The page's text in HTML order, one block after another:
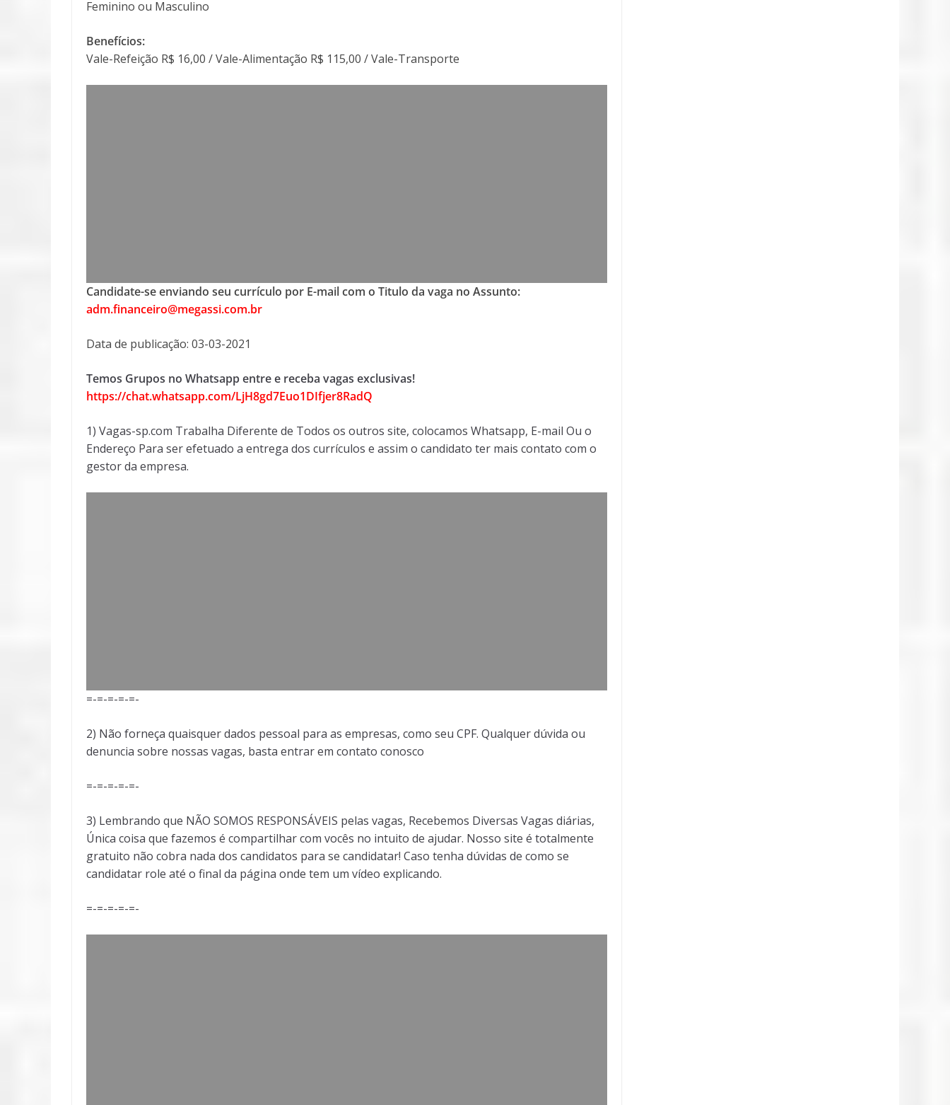
Feminino ou Masculino
Benefícios:
Vale-Refeição R$ 16,00 / Vale-Alimentação R$ 115,00 / Vale-Transporte
Candidate-se enviando seu currículo por E-mail com o Titulo da vaga no Assunto:
adm.financeiro@megassi.com.br
Data de publicação: 03-03-2021
Temos Grupos no Whatsapp entre e receba vagas exclusivas!
https://chat.whatsapp.com/LjH8gd7Euo1DIfjer8RadQ
1) Vagas-sp.com Trabalha Diferente de Todos os outros site, colocamos Whatsapp, E-mail Ou o
Endereço Para ser efetuado a entrega dos currículos e assim o candidato ter mais contato com o
gestor da empresa.
=-=-=-=-=-
2) Não forneça quaisquer dados pessoal para as empresas, como seu CPF. Qualquer dúvida ou
denuncia sobre nossas vagas, basta entrar em contato conosco
=-=-=-=-=-
3) Lembrando que NÃO SOMOS RESPONSÁVEIS pelas vagas, Recebemos Diversas Vagas diárias,
Única coisa que fazemos é compartilhar com vocês no intuito de ajudar. Nosso site é totalmente
gratuito não cobra nada dos candidatos para se candidatar! Caso tenha dúvidas de como se
candidatar role até o final da página onde tem um vídeo explicando.
=-=-=-=-=-